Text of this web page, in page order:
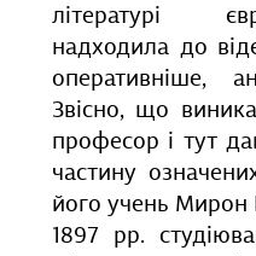
літературі
надходила до
оперативніше,
Звісно, що
професор і тут
частину
його учень Мирон
1897 рр.